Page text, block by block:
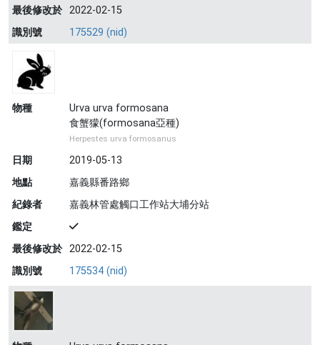
最後修改於 2022-02-15
識別號
175529 (nid)
物種
Urva urva formosana
食蟹獴(formosana亞種)
Herpestes urva formosanus
日期
2019-05-13
地點
嘉義縣番路鄉
紀錄者
嘉義林管處觸口工作站大埔分站
鑑定
最後修改於 2022-02-15
識別號
175534 (nid)